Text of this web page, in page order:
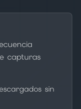
capturas
sin